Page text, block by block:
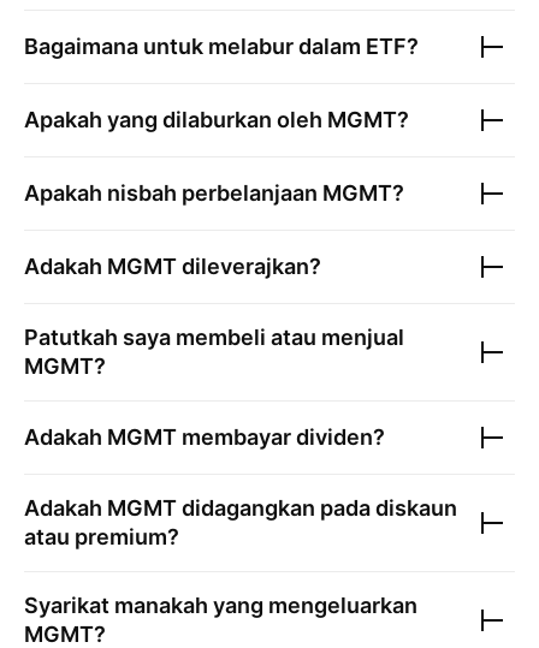
Bagaimana untuk melabur dalam ETF?
Apakah yang dilaburkan oleh MGMT?
Apakah nisbah perbelanjaan MGMT?
Adakah MGMTdileverajkan?
Patutkah saya membeli atau menjual
MGMT?
Adakah MGMT membayar dividen?
Adakah MGMTdidagangkan pada diskaun
atau premium?
Syarikat manakah yang mengeluarkan
MGMT?